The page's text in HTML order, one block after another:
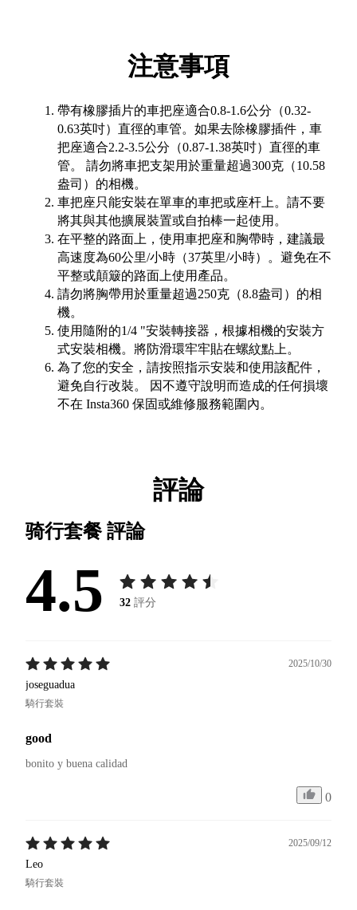
注意事項
帶有橡膠插片的車把座適合0.8-1.6公分（0.32-
0.63英吋）直徑的車管。如果去除橡膠插件，車
把座適合2.2-3.5公分（0.87-1.38英吋）直徑的車
管。 請勿將車把支架用於重量超過300克（10.58
盎司）的相機。
車把座只能安裝在單車的車把或座杆上。請不要
將其與其他擴展裝置或自拍棒一起使用。
在平整的路面上，使用車把座和胸帶時，建議最
高速度為60公里/小時（37英里/小時）。避免在不
平整或顛簸的路面上使用產品。
請勿將胸帶用於重量超過250克（8.8盎司）的相
機。
使用隨附的1/4 "安裝轉接器，根據相機的安裝方
式安裝相機。將防滑環牢牢貼在螺紋點上。
為了您的安全，請按照指示安裝和使用該配件，
避免自行改裝。 因不遵守說明而造成的任何損壞
不在 Insta360 保固或維修服務範圍內。
評論
骑行套餐 評論
4.5 32 評分
2025/10/30
joseguadua
騎行套裝
good
bonito y buena calidad
0
2025/09/12
Leo
騎行套裝